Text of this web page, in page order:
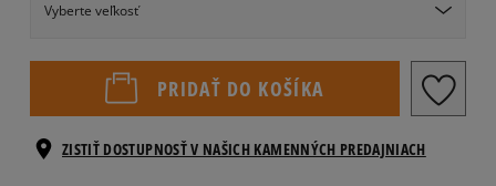
Vyberte veľkosť
Veľkosti EU Veľkosti US
cm
PRIDAŤ DO KOŠÍKA
ZISTIŤ DOSTUPNOSŤ V NAŠICH KAMENNÝCH PREDAJNIACH